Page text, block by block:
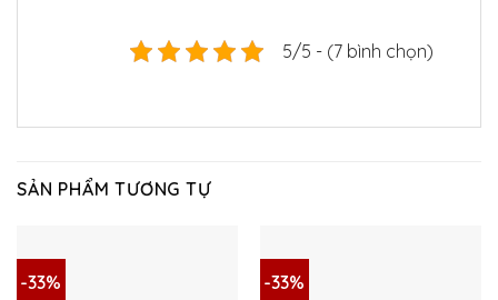
5/5 - (7 bình chọn)
SẢN PHẨM TƯƠNG TỰ
-33% -33%